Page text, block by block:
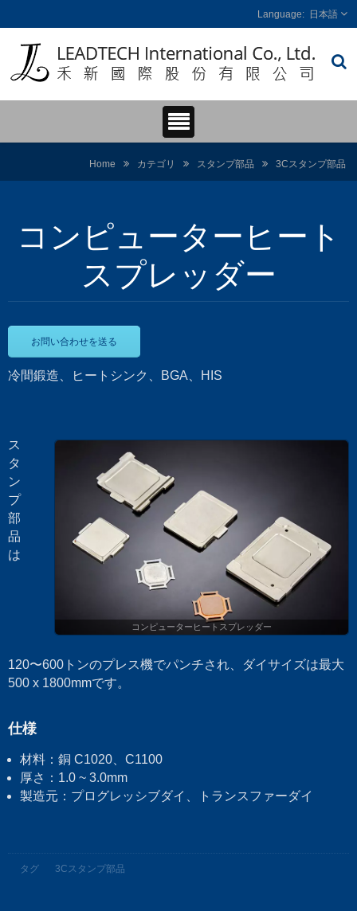
日本語
Home カテゴリ スタンプ部品 3Cスタンプ部品
コンピューターヒート
スプレッダー
お問い合わせを送る
冷間鍛造、ヒートシンク、BGA、HIS
コンピューターヒートスプレッダー
ス
タ
ン
プ
部
品
は
120〜600トンのプレス機でパンチされ、ダイサイズは最大
500 x 1800mmです。
仕様
材料：銅 C1020、C1100
厚さ：1.0 ~ 3.0mm
製造元：プログレッシブダイ、トランスファーダイ
タグ 3Cスタンプ部品